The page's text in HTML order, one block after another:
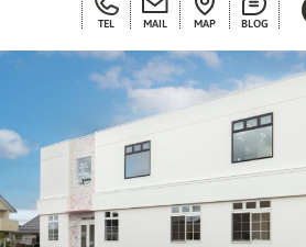
TEL MAIL MAP BLOG